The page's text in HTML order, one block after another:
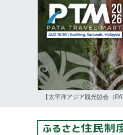
【太平洋アジア観光協会（